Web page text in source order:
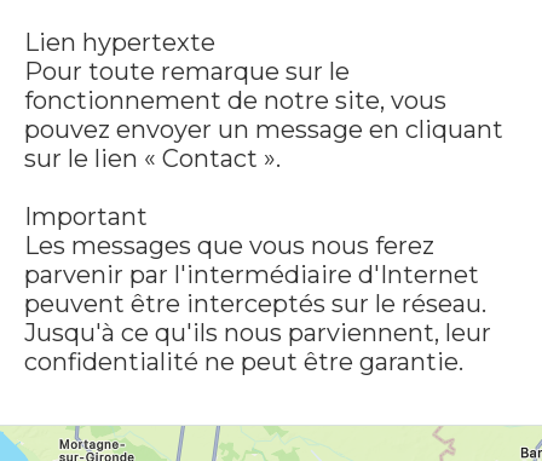
Lien hypertexte
Pour toute remarque sur le
fonctionnement de notre site, vous
pouvez envoyer un message en cliquant
sur le lien « Contact ».
Important
Les messages que vous nous ferez
parvenir par l'intermédiaire d'Internet
peuvent être interceptés sur le réseau.
Jusqu'à ce qu'ils nous parviennent, leur
confidentialité ne peut être garantie.